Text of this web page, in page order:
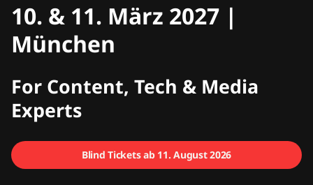
CMCX
10. & 11. März 2027 |
München
For Content, Tech & Media
Experts
Blind Tickets ab 11. August 2026